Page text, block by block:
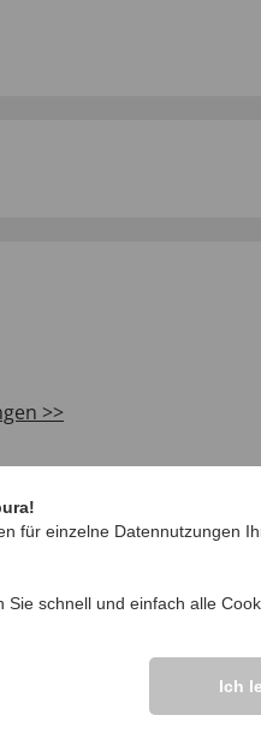
>>
für einzelne Datennutzungen
Sie schnell und einfach alle
Ich